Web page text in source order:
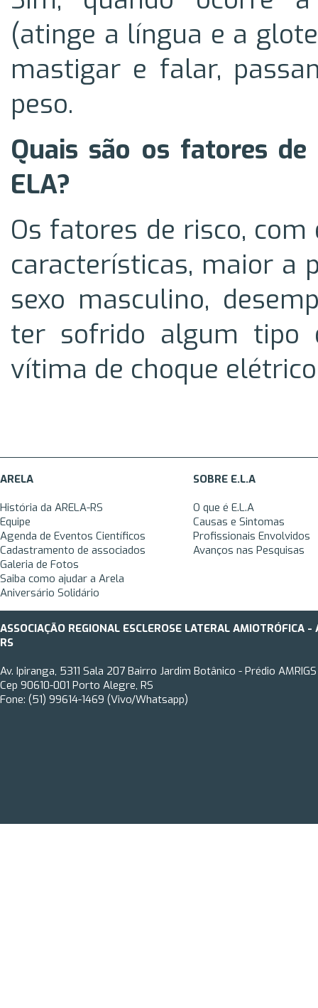
(atinge a língua e a
mastigar e falar,
peso.
Quais são os fatores
ELA?
Os fatores de risco,
características, maior a
sexo masculino,
ter sofrido algum tipo
vítima de choque
ARELA
História da ARELA-RS
Equipe
Agenda de Eventos Científicos
Cadastramento de associados
Galeria de Fotos
Saiba como ajudar a Arela
Aniversário Solidário
SOBRE E.L.A
O que é E.L.A
Causas e Sintomas
Profissionais Envolvidos
Avanços nas Pesquisas
ASSOCIAÇÃO REGIONAL ESCLEROSE LATERAL AMIOTRÓFICA -
RS
Av. Ipiranga, 5311 Sala 207 Bairro Jardim Botânico - Prédio AMRIGS
Cep 90610-001 Porto Alegre, RS
Fone: (51) 99614-1469 (Vivo/Whatsapp)